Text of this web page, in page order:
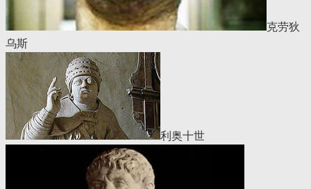
克劳狄
乌斯
利奥十世